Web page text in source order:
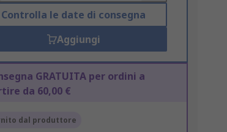
Controlla le date di consegna
Aggiungi
GRATUITA per ordini a
da 60,00 €
dal produttore